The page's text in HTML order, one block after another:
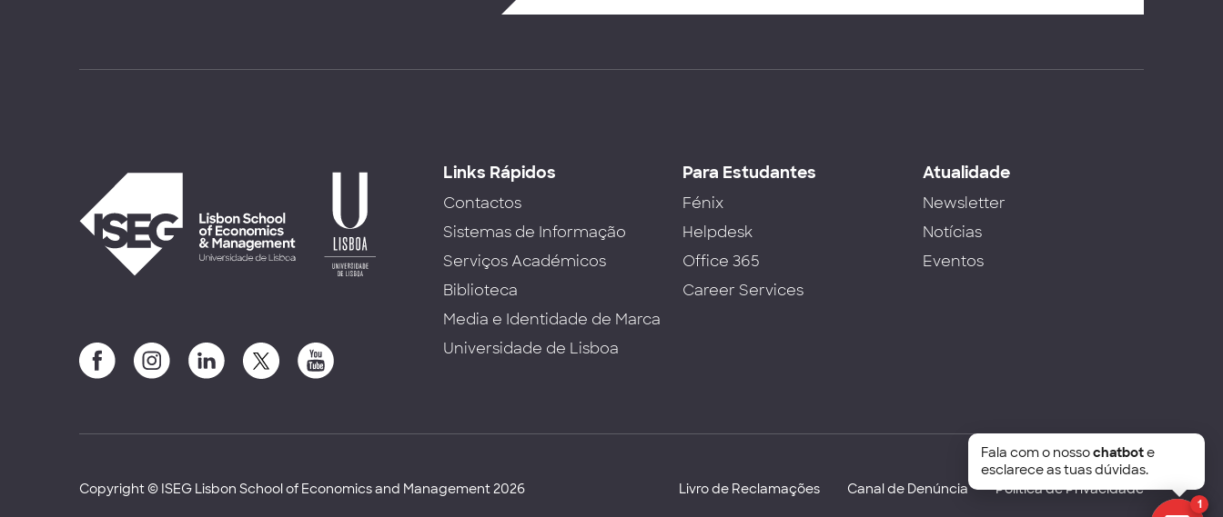
Links Rápidos
Contactos
Sistemas de Informação
Serviços Académicos
Biblioteca
Media e Identidade de Marca
Universidade de Lisboa
Para Estudantes
Fénix
Helpdesk
Office 365
Career Services
Atualidade
Newsletter
Notícias
Eventos
Copyright © ISEG Lisbon School of Economics and Management 2026 Livro de Reclamações Canal de Denúncia Política de Privacidade
1
Fala com o nossochatbote
esclarece as tuas dúvidas.